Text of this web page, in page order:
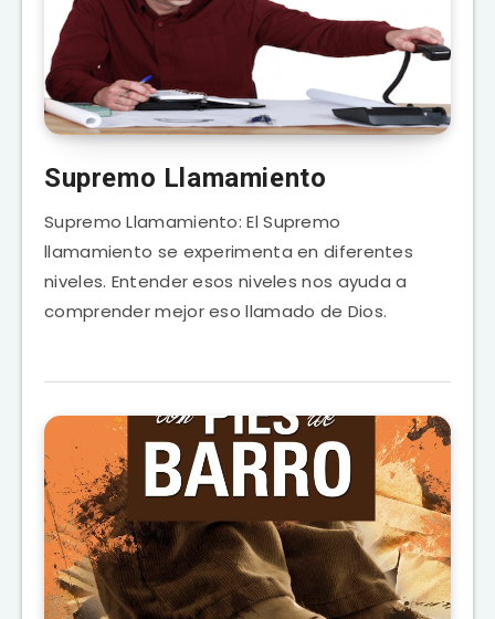
Supremo Llamamiento
Supremo Llamamiento: El Supremo
llamamiento se experimenta en diferentes
niveles. Entender esos niveles nos ayuda a
comprender mejor eso llamado de Dios.